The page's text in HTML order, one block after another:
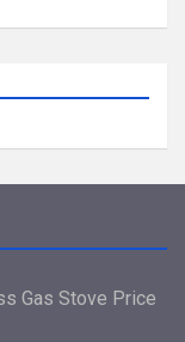
Gas Stove Price